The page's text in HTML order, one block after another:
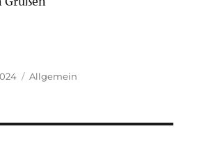
Kategorien
Allgemein